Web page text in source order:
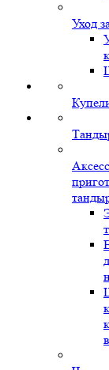
Уход